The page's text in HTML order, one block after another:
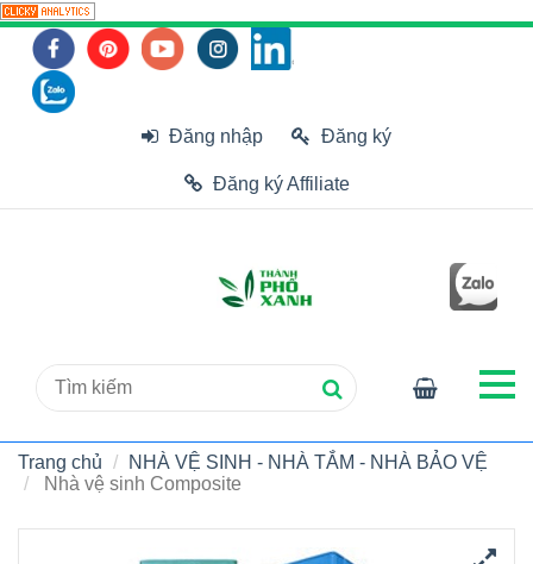
Đăng nhập Đăng ký
Đăng ký Affiliate
Trang chủ
NHÀ VỆ SINH - NHÀ TẮM - NHÀ BẢO VỆ
Nhà vệ sinh Composite